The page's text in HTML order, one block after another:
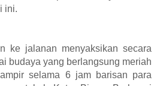
ini.
ke jalanan menyaksikan secara
budaya yang berlangsung meriah
selama 6 jam barisan para